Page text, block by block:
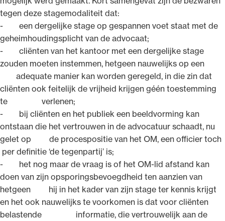
tegen deze stagemodaliteit dat:
- een dergelijke stage op gespannen voet staat met de
geheimhoudingsplicht van de advocaat;
- cliënten van het kantoor met een dergelijke stage
zouden moeten instemmen, hetgeen nauwelijks op een
adequate manier kan worden geregeld, in die zin dat
cliënten ook feitelijk de vrijheid krijgen géén toestemming
te verlenen;
- bij cliënten en het publiek een beeldvorming kan
ontstaan die het vertrouwen in de advocatuur schaadt, nu
gelet op de procespositie van het OM, een officier toch
per definitie ‘de tegenpartij’ is;
- het nog maar de vraag is of het OM-lid afstand kan
doen van zijn opsporingsbevoegdheid ten aanzien van
hetgeen hij in het kader van zijn stage ter kennis krijgt
en het ook nauwelijks te voorkomen is dat voor cliënten
belastende informatie, die vertrouwelijk aan de